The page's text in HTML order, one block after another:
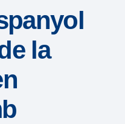
la